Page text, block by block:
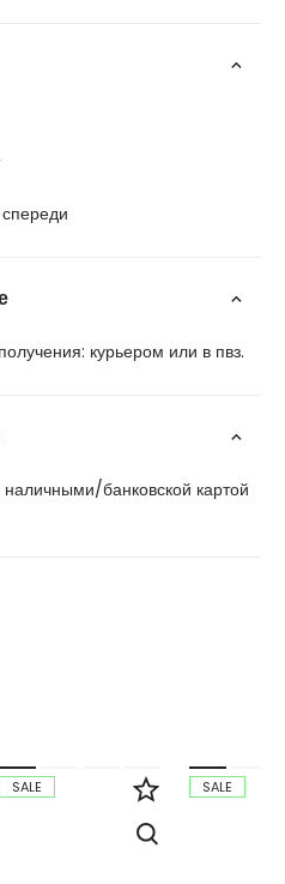
курьером или в пвз.
банковской картой
SALE SALE